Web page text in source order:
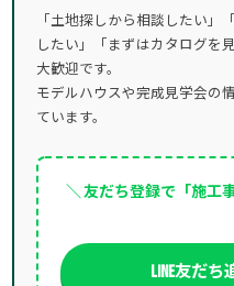
「土地探しから相談したい」
したい」「まずはカタログを
大歓迎です。
モデルハウスや完成見学会の
ています。
＼ 友だち登録で「施工
LINE友だ